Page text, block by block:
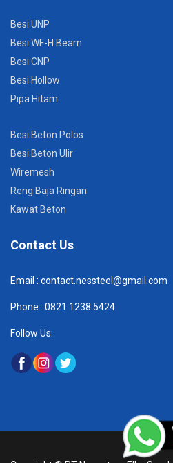
Besi UNP
Besi WF-H Beam
Besi CNP
Besi Hollow
Pipa Hitam
Besi Beton Polos
Besi Beton Ulir
Wiremesh
Reng Baja Ringan
Kawat Beton
Contact Us
Email : contact.nessteel@gmail.com
Phone : 0821 1238 5424
Follow Us: